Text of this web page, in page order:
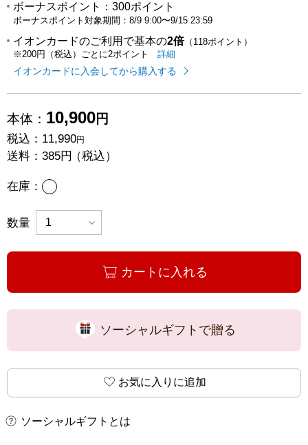
ボーナスポイント： 300ポイント
ボーナスポイント対象期間： 8/9 9:00〜9/15 23:59
イオンカードのご利用で基本の2倍（118ポイント）
※200円（税込）ごとに2ポイント
イオンカードのご利用でたまるポイ
詳細
イオンカードに入会してから購入する
本体： 10,900円
税込： 11,990円
送料： 385円（税込）
在庫： あり
数量
カートに入れる
ソーシャルギフトで贈る
お気に入りに追加
ソーシャルギフトとは